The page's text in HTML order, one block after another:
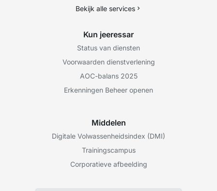
Bekijk alle services
Kun jeeressar
Status van diensten
Voorwaarden dienstverlening
AOC-balans 2025
Erkenningen Beheer openen
Middelen
Digitale Volwassenheidsindex (DMI)
Trainingscampus
Corporatieve afbeelding